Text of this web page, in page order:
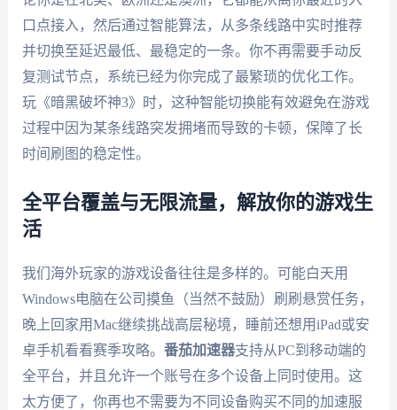
口点接入，然后通过智能算法，从多条线路中实时推荐
并切换至延迟最低、最稳定的一条。你不再需要手动反
复测试节点，系统已经为你完成了最繁琐的优化工作。
玩《暗黑破坏神3》时，这种智能切换能有效避免在游戏
过程中因为某条线路突发拥堵而导致的卡顿，保障了长
时间刷图的稳定性。
全平台覆盖与无限流量，解放你的游戏生
活
我们海外玩家的游戏设备往往是多样的。可能白天用
Windows电脑在公司摸鱼（当然不鼓励）刷刷悬赏任务，
晚上回家用Mac继续挑战高层秘境，睡前还想用iPad或安
卓手机看看赛季攻略。 番茄加速器支持从PC到移动端的
全平台，并且允许一个账号在多个设备上同时使用。这
太方便了，你再也不需要为不同设备购买不同的加速服